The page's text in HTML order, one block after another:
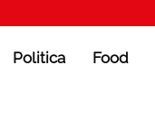
Politica Food